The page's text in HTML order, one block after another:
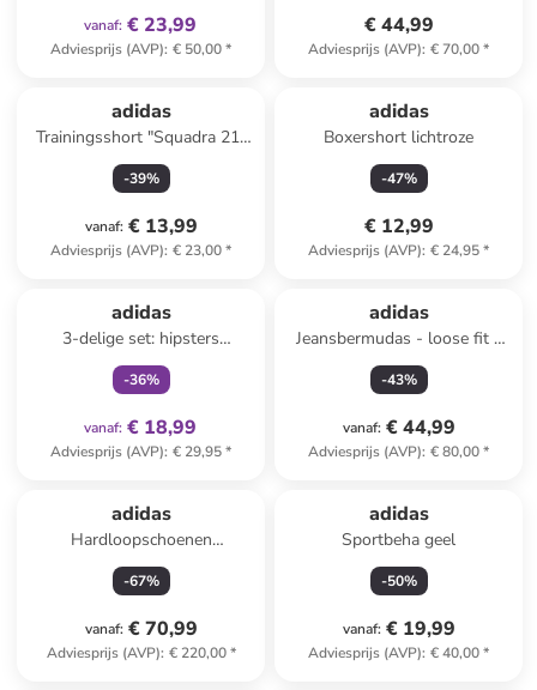
vanaf: € 23,99
Adviesprijs (AVP): € 50,00*
€ 44,99
Adviesprijs (AVP): € 70,00*
adidas
Trainingsshort "Squadra 21"
wit
-39%
vanaf: € 13,99
Adviesprijs (AVP): € 23,00*
adidas
Boxershort lichtroze
-47%
€ 12,99
Adviesprijs (AVP): € 24,95*
adidas
3-delige set: hipsters
beige/zwart/lichtroze
-36%
vanaf: € 18,99
Adviesprijs (AVP): € 29,95*
adidas
Jeansbermudas - loose fit -
grijs
-43%
vanaf: € 44,99
Adviesprijs (AVP): € 80,00*
adidas
Hardloopschoenen
"Ultraboost 22" beige
-67%
vanaf: € 70,99
Adviesprijs (AVP): € 220,00*
adidas
Sportbeha geel
-50%
vanaf: € 19,99
Adviesprijs (AVP): € 40,00*